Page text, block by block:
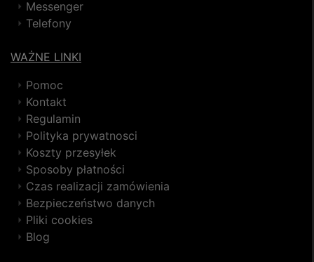
Messenger
Telefony
WAŻNE LINKI
Pomoc
Kontakt
Regulamin
Polityka prywatnosci
Koszty przesyłek
Sposoby płatności
Czas realizacji zamówienia
Bezpieczeństwo danych
Pliki cookies
Blog